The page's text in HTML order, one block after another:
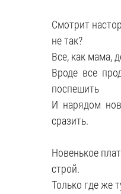
Смотрит
не так?
Все, как мама,
Вроде все
поспешить
И нарядом
сразить.
Новенькое
строй.
Только где же